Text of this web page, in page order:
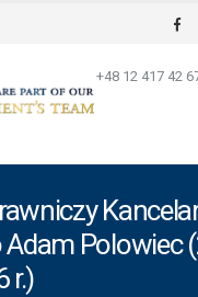
+48 12 417 42
Adam Polowiec
r.)